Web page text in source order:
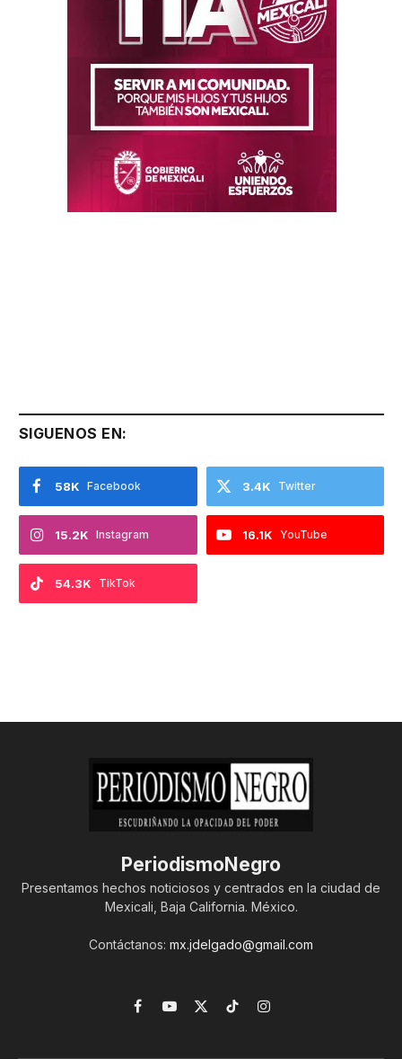
SIGUENOS EN:
Facebook
58K Twitter
3.4K
Instagram
15.2K YouTube
16.1K
TikTok
54.3K
PeriodismoNegro
Presentamos hechos noticiosos y centrados en la ciudad de
Mexicali, Baja California. México.
Contáctanos: mx.jdelgado@gmail.com
Facebook
YouTube
X
TikTokInstagram